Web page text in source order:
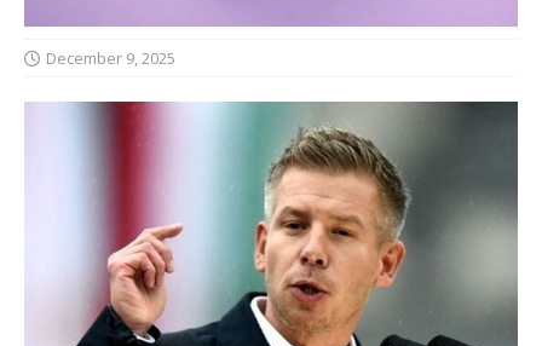
December 9, 2025